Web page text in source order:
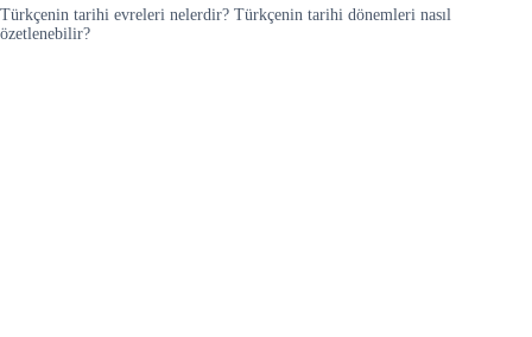
Türkçenin tarihi evreleri nelerdir? Türkçenin tarihi dönemleri nasıl
özetlenebilir?